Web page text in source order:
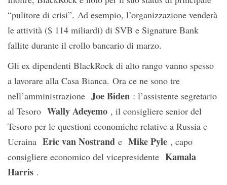
“pulitore di crisi”. Ad esempio, l’organizzazione venderà
le attività ($ 114 miliardi) di SVB e Signature Bank
fallite durante il crollo bancario di marzo.
Gli ex dipendenti BlackRock di alto rango vanno spesso
a lavorare alla Casa Bianca. Ora ce ne sono tre
nell’amministrazione Joe Biden : l’assistente segretario
al Tesoro Wally Adeyemo , il consigliere senior del
Tesoro per le questioni economiche relative a Russia e
Ucraina Eric van Nostrand e Mike Pyle , capo
consigliere economico del vicepresidente Kamala
Harris .